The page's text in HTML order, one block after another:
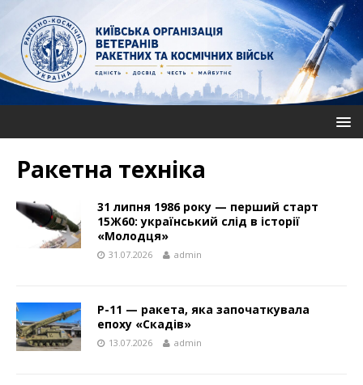
Ракетна техніка
31 липня 1986 року — перший старт
15Ж60: український слід в історії
«Молодця»
31.07.2026 admin
Р-11 — ракета, яка започаткувала
епоху «Скадів»
13.07.2026 admin